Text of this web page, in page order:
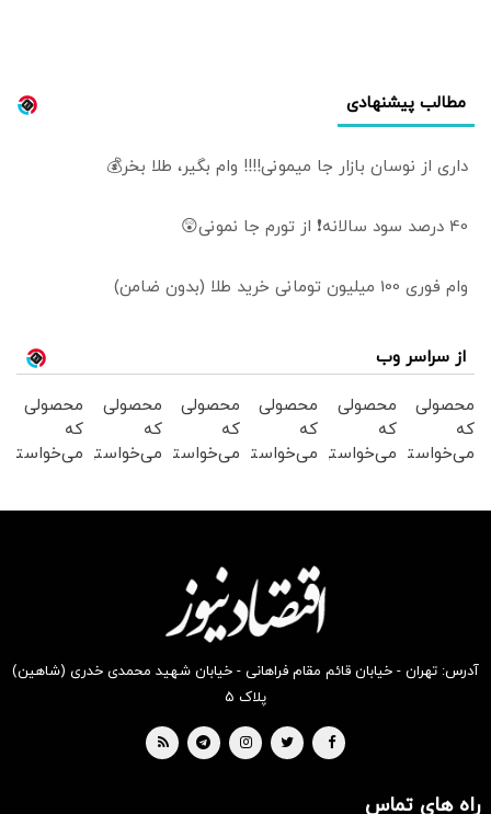
مطالب پیشنهادی
داری از نوسان بازار جا میمونی!!!! وام بگیر، طلا بخر💰
40 درصد سود سالانه❗ از تورم جا نمونی😲
وام فوری 100 میلیون تومانی خرید طلا (بدون ضامن)
از سراسر وب
محصولی
که
می‌خواستی
محصولی
که
می‌خواستی
محصولی
که
می‌خواستی
بخر !
محصولی
که
می‌خواستی
بخر !
محصولی
که
می‌خواستی
محصولی
که
می‌خواستی
آدرس: تهران - خیابان قائم مقام فراهانی - خیابان شهید محمدی خدری (شاهین)
پلاک ۵
راه های تماس